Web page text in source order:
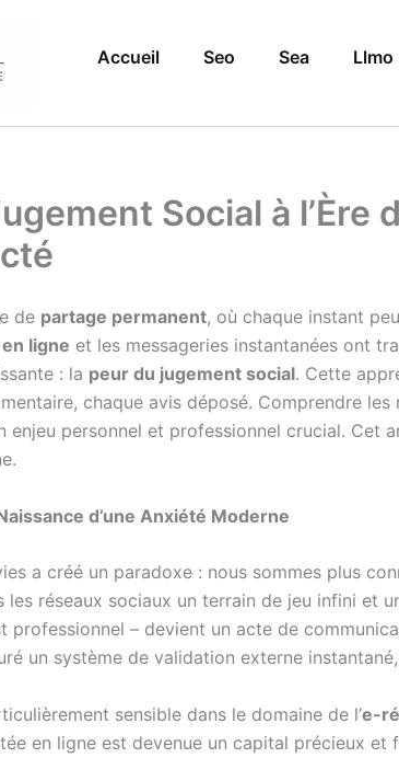
Accueil Seo Sea Llmo
Social à
de partage permanent, où chaque instant
ligne et les messageries instantanées ont
: la peur du jugement social. Cette
chaque avis déposé. Comprendre
enjeu personnel et professionnel crucial.
d’une Anxiété Moderne
a créé un paradoxe : nous sommes plus
les réseaux sociaux un terrain de jeu infini et
professionnel – devient un acte de
un système de validation externe
sensible dans le domaine de l’e-
en ligne est devenue un capital précieux et